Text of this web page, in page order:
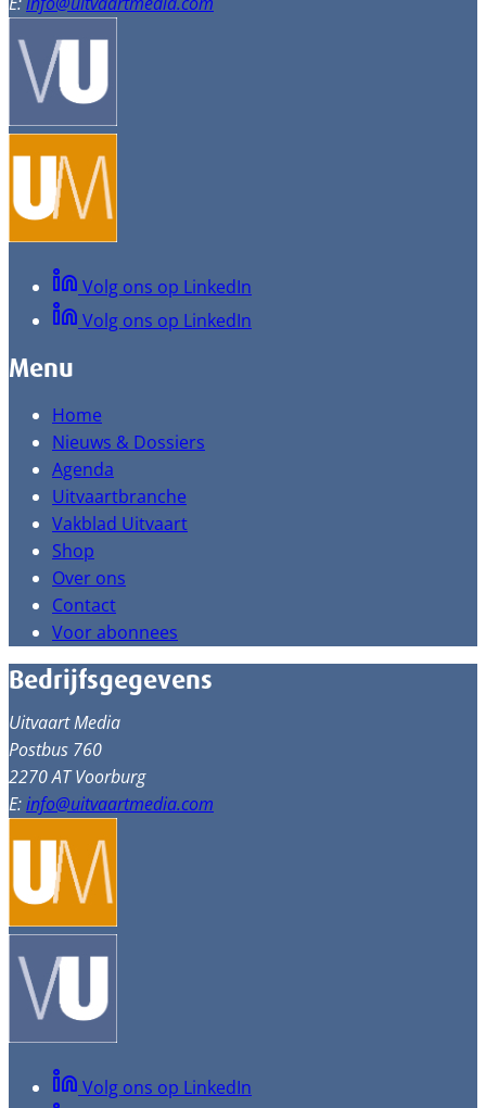
Volg ons op LinkedIn
Volg ons op LinkedIn
Menu
Home
Nieuws & Dossiers
Agenda
Uitvaartbranche
Vakblad Uitvaart
Shop
Over ons
Contact
Voor abonnees
Bedrijfsgegevens
Uitvaart Media
Postbus 760
2270 AT Voorburg
E:info@uitvaartmedia.com
Volg ons op LinkedIn